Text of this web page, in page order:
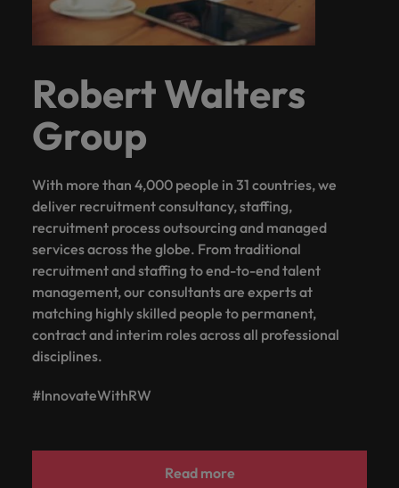
Robert Walters
Group
With more than 4,000 people in 31 countries, we
deliver recruitment consultancy, staffing,
recruitment process outsourcing and managed
services across the globe. From traditional
recruitment and staffing to end-to-end talent
management, our consultants are experts at
matching highly skilled people to permanent,
contract and interim roles across all professional
disciplines.
#InnovateWithRW
Read more